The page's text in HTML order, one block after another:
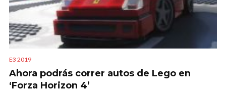
E3 2019
Ahora podrás correr autos de Lego en
‘Forza Horizon 4’